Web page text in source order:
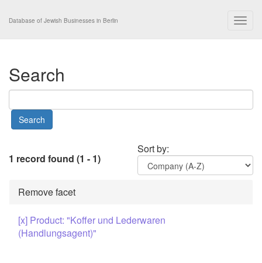
Database of Jewish Businesses in Berlin
Search
Sort by:
1 record found (1 - 1)
Remove facet
[x] Product: "Koffer und Lederwaren
(Handlungsagent)"